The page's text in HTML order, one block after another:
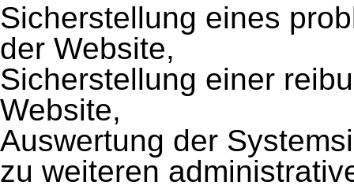
Sicherstellung eines
der Website,
Sicherstellung einer
Website,
Auswertung der
zu weiteren